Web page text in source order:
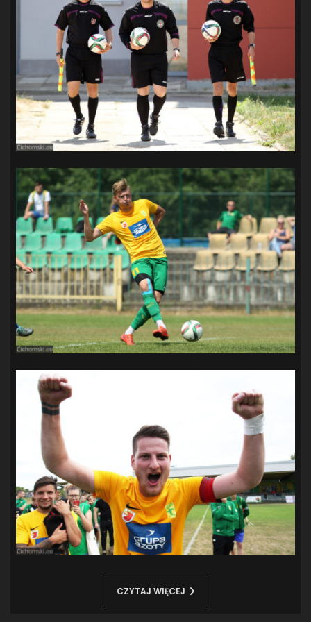
CZYTAJ WIĘCEJ
SANDRA SPA POGOŃ SZCZECIN(100) SIEDLECKA (63)
SPARING(110) SPR POGOŃ SZCZECIN (72)
SPÓJNIA STARGARD(35) STOCZNIA SZCZECIN
SUPERLIGA KOBIET (58) SUPERLIGA MĘŻCZYZN
TAURON LIGA KOBIET (106) TENIS(26) TREFL SOPOT(26)
WYGRANA (43) ZAGŁĘBIE LUBIN(36) ŚLĄSK WROCŁAW(29)
ŚWIT SKOLWIN (111)
STAT4U